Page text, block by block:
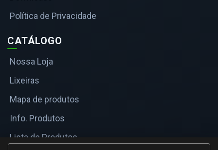
Política de Privacidade
CATÁLOGO
Nossa Loja
Lixeiras
Mapa de produtos
Info. Produtos
Lista de Produtos